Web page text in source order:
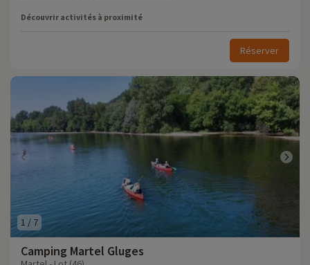
Découvrir activités à proximité
Réserver
1 / 7
Camping Martel Gluges